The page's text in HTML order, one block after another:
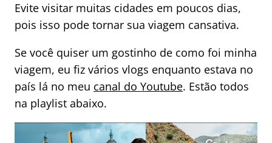
Evite visitar muitas cidades em poucos dias,
pois isso pode tornar sua viagem cansativa.
Se você quiser um gostinho de como foi minha
viagem, eu fiz vários vlogs enquanto estava no
país lá no meu canal do Youtube. Estão todos
na playlist abaixo.